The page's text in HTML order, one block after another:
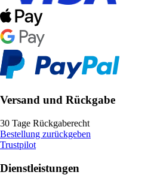
Versand und Rückgabe
30 Tage Rückgaberecht
Bestellung zurückgeben
Trustpilot
Dienstleistungen